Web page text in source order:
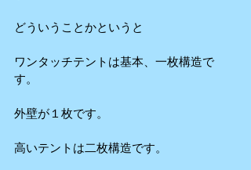
どういうことかというと
ワンタッチテントは基本、一枚構造で
す。
外壁が１枚です。
高いテントは二枚構造です。